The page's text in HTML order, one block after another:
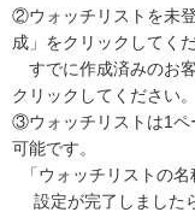
②ウォッチリストを未
成」をクリックしてくだ
すでに作成済みのお
クリックしてください。
③ウォッチリストは1ペ
可能です。
「ウォッチリストの名
設定が完了しました